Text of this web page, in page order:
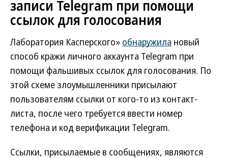
записи Telegram при помощи
ссылок для голосования
Лаборатория Касперского» обнаружила новый
способ кражи личного аккаунта Telegram при
помощи фальшивых ссылок для голосования. По
этой схеме злоумышленники присылают
пользователям ссылки от кого-то из контакт-
листа, после чего требуется ввести номер
телефона и код верификации Telegram.
Ссылки, присылаемые в сообщениях, являются